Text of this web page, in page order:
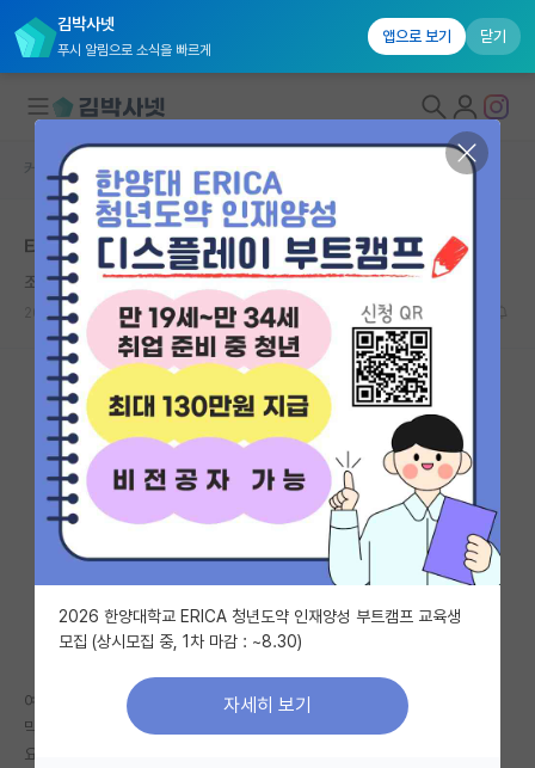
김박사넷
푸시 알림으로 소식을 빠르게
앱으로 보기 닫기
대학원생 모집
국내대학원 정보
연구실&오픈랩
커뮤니티
커뮤니티 홈
전체글보기
베스트 게시판
IF 명예의전당
자유 게시판(아무개랩)
미국 유학 게시판
미국 대학원 합격 후기 게시판
대학원생 모집 게시판
커뮤니티 홈 자유 게시판(아무개랩)
타대 대학원 현실
조용한 르네 데카르트
2026.07.05 14 5651
여기서 skp가 아닌 ykssh+ist 는 지방대생도 공부 별로 안해도 들어간다
막 이러는데요 실제로 ykssh,ist 다니시는분들께 여쭈어보고 싶어요 맞나
요?
2026 한양대학교 ERICA 청년도약 인재양성 부트캠프 교육생
모집 (상시모집 중, 1차 마감 : ~8.30)
자세히 보기